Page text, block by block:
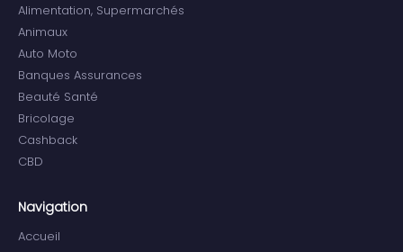
Alimentation, Supermarchés
Animaux
Auto Moto
Banques Assurances
Beauté Santé
Bricolage
Cashback
CBD
Navigation
Accueil